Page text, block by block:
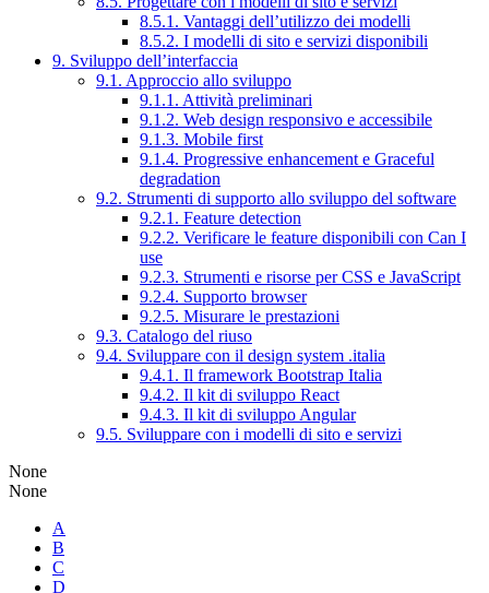
8.5.1. Vantaggi dell’utilizzo dei modelli
8.5.2. I modelli di sito e servizi disponibili
9. Sviluppo dell’interfaccia
9.1. Approccio allo sviluppo
9.1.1. Attività preliminari
9.1.2. Web design responsivo e accessibile
9.1.3. Mobile first
9.1.4. Progressive enhancement e Graceful
degradation
9.2. Strumenti di supporto allo sviluppo del software
9.2.1. Feature detection
9.2.2. Verificare le feature disponibili con Can I
use
9.2.3. Strumenti e risorse per CSS e JavaScript
9.2.4. Supporto browser
9.2.5. Misurare le prestazioni
9.3. Catalogo del riuso
9.4. Sviluppare con il design system .italia
9.4.1. Il framework Bootstrap Italia
9.4.2. Il kit di sviluppo React
9.4.3. Il kit di sviluppo Angular
9.5. Sviluppare con i modelli di sito e servizi
None
None
A
B
C
D